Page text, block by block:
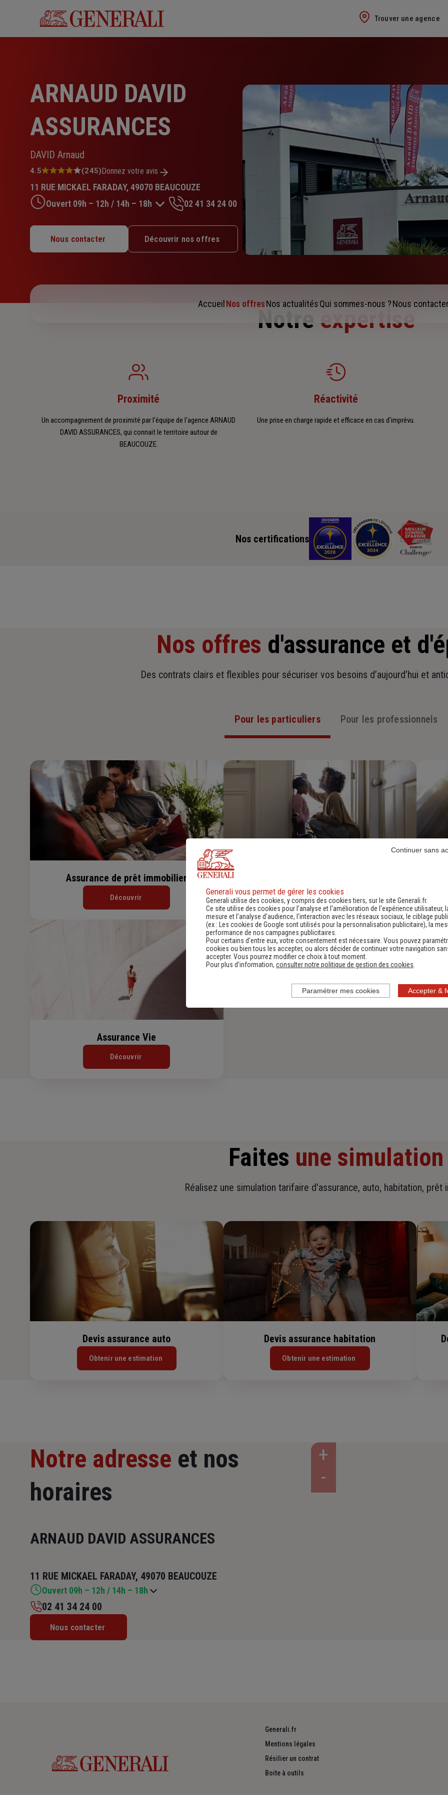
Trouver une agence
ARNAUD DAVID
ASSURANCES
DAVID Arnaud
Note
4.5
sur
5
4.5 (245)Donnez votre avis
11 RUE MICKAEL FARADAY, 49070 BEAUCOUZE
Ouvert 09h – 12h / 14h – 18h
Lundi : 09h – 12h / 14h – 18h
Mardi : 09h – 12h / 14h – 18h
Vendredi : 09h – 12h / 14h – 18h
02 41 34 24 00
Nous contacter Découvrir nos offres
Accueil Nos offresNos actualitésQui sommes-nous ?Nous contacter
Notre expertise
Proximité
Un accompagnement de proximité par l'équipe de l'agence ARNAUD
DAVID ASSURANCES, qui connait le territoire autour de
BEAUCOUZE.
Réactivité
Une prise en charge rapide et efficace en cas d'imprévu.
Nos certifications
Nos offres d'assurance et
Des contrats clairs et flexibles pour sécuriser vos besoins d’aujourd’hui et
Pour les particuliers Pour les professionnels
Assurance de prêt immobilier
Découvrir Découvrir
Assurance Vie
Découvrir
Faites une simulation
Réalisez une simulation tarifaire d'assurance, auto, habitation, prêt
Devis assurance auto
Obtenir une estimation
Devis assurance habitation
Obtenir une estimation
Notre adresse et nos
horaires
ARNAUD DAVID ASSURANCES
11 RUE MICKAEL FARADAY, 49070 BEAUCOUZE
Ouvert 09h – 12h / 14h – 18h
Mardi : 09h – 12h / 14h – 18h
02 41 34 24 00
Nous contacter
Generali.fr
Mentions légales
Résilier un contrat
Boite à outils
Generali vous permet de gérer les cookies
Generali utilise des cookies, y compris des cookies tiers, sur le site Generali.fr.
Ce site utilise des cookies pour l’analyse et l'amélioration de l’expérience utilisateur,
mesure et l’analyse d’audience, l’interaction avec les réseaux sociaux, le ciblage
(ex :
Les cookies de Google sont utilisés pour la personnalisation publicitaire), la
performance de nos campagnes publicitaires.
Pour certains d’entre eux, votre consentement est nécessaire. Vous pouvez
cookies ou bien tous les accepter, ou alors décider de continuer votre navigation
accepter. Vous pourrez modifier ce choix à tout moment.
Pour plus d’information, consulter notre politique de gestion des cookies
Accepter &
Continuer sans
Paramétrer mes cookies